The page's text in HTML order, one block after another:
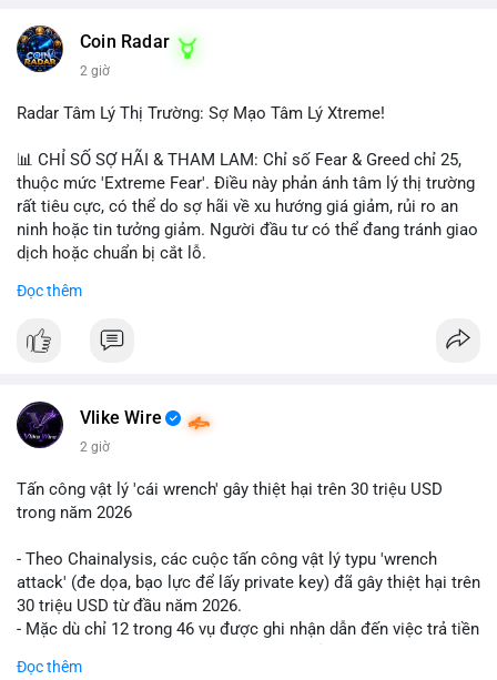
#binancesquare #cryptonews
📰 Nguồn: CoinDesk
Coin Radar
2 giờ
Radar Tâm Lý Thị Trường: Sợ Mạo Tâm Lý Xtreme!
📊 CHỈ SỐ SỢ HÃI & THAM LAM: Chỉ số Fear & Greed chỉ 25,
thuộc mức 'Extreme Fear'. Điều này phản ánh tâm lý thị trường
rất tiêu cực, có thể do sợ hãi về xu hướng giá giảm, rủi ro an
ninh hoặc tin tưởng giảm. Người đầu tư có thể đang tránh giao
dịch hoặc chuẩn bị cắt lỗ.
📈 XU HƯỚNG TÌM KIẾM & THẢO LUẬN: Coin trending trên
(CASHCAT), Pudgy Penguins (PENGU) và OVERTAKE (TAKE).
trung của người dùng vào các chủ đề địa phương. Trên
LunarCrush, các chủ đề như Solana, Taylor Swift và UFC 310
💬 DÒNG CHẢY TIN TỨC & TRUYỀN THÔNG: Tài chính Việt
Bắc', trong khi tin tức quốc tế nhấn mạnh việc Putin ký luật
crypto và sự kiện an ninh như hack Zeus Wallet. Trên Binance
Square, nhiều người chia sẻ chiến lược giao dịch như lệnh
Long $BTW hoặc cập nhật về sự kiện Alpha Trading
Đọc thêm
Vlike Wire
2 giờ
Tấn công vật lý 'cái wrench' gây thiệt hại trên 30 triệu USD
trong năm 2026
- Theo Chainalysis, các cuộc tấn công vật lý typu 'wrench
attack' (đe dọa, bạo lực để lấy private key) đã gây thiệt hại trên
30 triệu USD từ đầu năm 2026.
- Mặc dù chỉ 12 trong 46 vụ được ghi nhận dẫn đến việc trả tiền
gồm rò rỉ dữ liệu và đe dọa tới gia đình, bạn bè của người sở
Đọc thêm